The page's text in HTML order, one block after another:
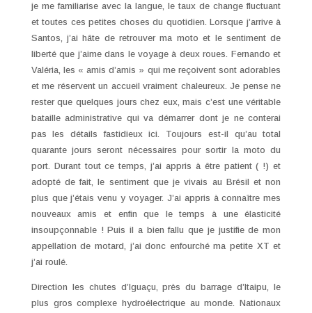
je me familiarise avec la langue, le taux de change fluctuant
et toutes ces petites choses du quotidien. Lorsque j’arrive à
Santos, j’ai hâte de retrouver ma moto et le sentiment de
liberté que j’aime dans le voyage à deux roues. Fernando et
Valéria, les « amis d’amis » qui me reçoivent sont adorables
et me réservent un accueil vraiment chaleureux. Je pense ne
rester que quelques jours chez eux, mais c’est une véritable
bataille administrative qui va démarrer dont je ne conterai
pas les détails fastidieux ici. Toujours est-il qu’au total
quarante jours seront nécessaires pour sortir la moto du
port. Durant tout ce temps, j’ai appris à être patient ( !) et
adopté de fait, le sentiment que je vivais au Brésil et non
plus que j’étais venu y voyager. J’ai appris à connaître mes
nouveaux amis et enfin que le temps à une élasticité
insoupçonnable ! Puis il a bien fallu que je justifie de mon
appellation de motard, j’ai donc enfourché ma petite XT et
j’ai roulé.
Direction les chutes d’Iguaçu, près du barrage d’Itaipu, le
plus gros complexe hydroélectrique au monde. Nationaux